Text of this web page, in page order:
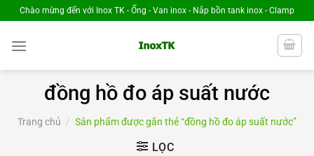
Chuyển
đến
nội
Chào mừng đến với Inox TK - Ống - Van inox - Nắp bồn tank inox - Clamp
đồng hồ đo áp suất nước
Trang chủ / Sản phẩm được gắn thẻ “đồng hồ đo áp suất nước”
LỌC